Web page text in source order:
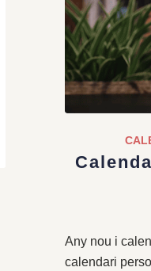
Any nou i
calendari